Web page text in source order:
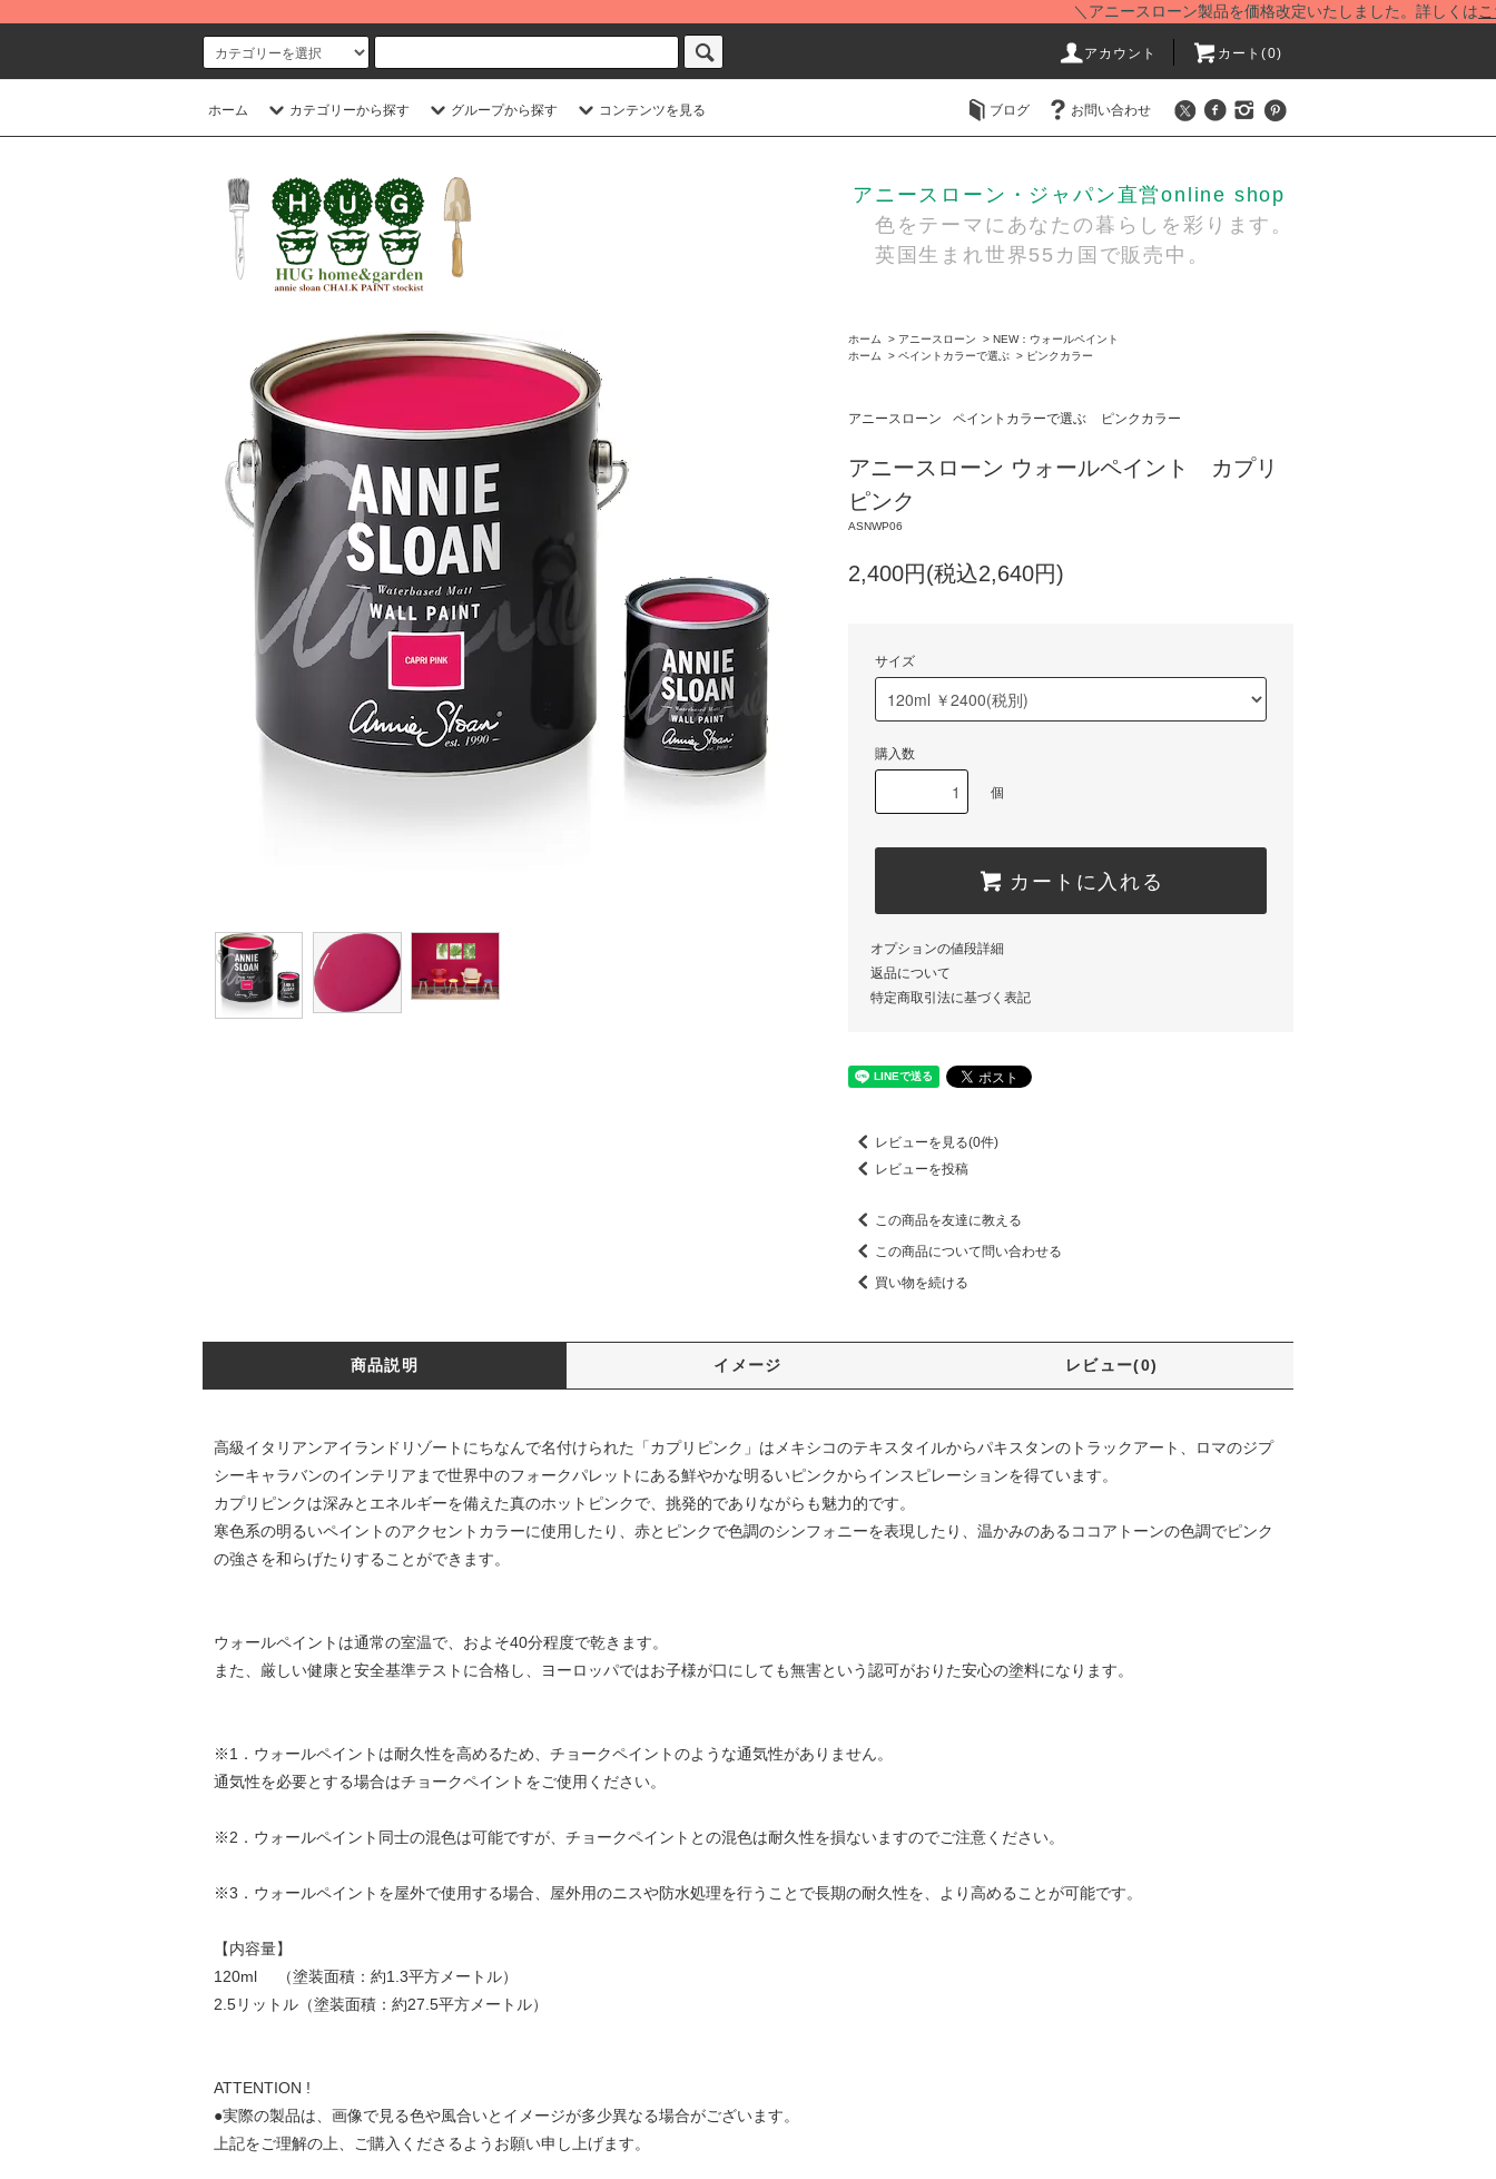
＼アニースローン製品を価格改定いたしました。詳しくはこちらを
アカウント カート(0)
ホーム カテゴリーから探す グループから探す コンテンツを見る ブログ お問い合わせ
アニースローン・ジャパン直営online shop
色をテーマにあなたの暮らしを彩ります。
英国生まれ世界55カ国で販売中。
ホーム > アニースローン > NEW：ウォールペイント
ホーム
> ペイントカラーで選ぶ > ピンクカラー
アニースローン ペイントカラーで選ぶ ピンクカラー
アニースローン ウォールペイント カプリ
ピンク
ASNWP06
2,400円(税込2,640円)
サイズ
購入数
個
カートに入れる
オプションの値段詳細
返品について
特定商取引法に基づく表記
レビューを見る(0件)
レビューを投稿
この商品を友達に教える
この商品について問い合わせる
買い物を続ける
商品説明 イメージ レビュー(0)
高級イタリアンアイランドリゾートにちなんで名付けられた「カプリピンク」はメキシコのテキスタイルからパキスタンのトラックアート、ロマのジプ
シーキャラバンのインテリアまで世界中のフォークパレットにある鮮やかな明るいピンクからインスピレーションを得ています。
カプリピンクは深みとエネルギーを備えた真のホットピンクで、挑発的でありながらも魅力的です。
寒色系の明るいペイントのアクセントカラーに使用したり、赤とピンクで色調のシンフォニーを表現したり、温かみのあるココアトーンの色調でピンク
の強さを和らげたりすることができます。
ウォールペイントは通常の室温で、およそ40分程度で乾きます。
また、厳しい健康と安全基準テストに合格し、ヨーロッパではお子様が口にしても無害という認可がおりた安心の塗料になります。
※1．ウォールペイントは耐久性を高めるため、チョークペイントのような通気性がありません。
通気性を必要とする場合はチョークペイントをご使用ください。
※2．ウォールペイント同士の混色は可能ですが、チョークペイントとの混色は耐久性を損ないますのでご注意ください。
※3．ウォールペイントを屋外で使用する場合、屋外用のニスや防水処理を行うことで長期の耐久性を、より高めることが可能です。
【内容量】
120ml （塗装面積：約1.3平方メートル）
2.5リットル（塗装面積：約27.5平方メートル）
ATTENTION !
●実際の製品は、画像で見る色や風合いとイメージが多少異なる場合がございます。
上記をご理解の上、ご購入くださるようお願い申し上げます。